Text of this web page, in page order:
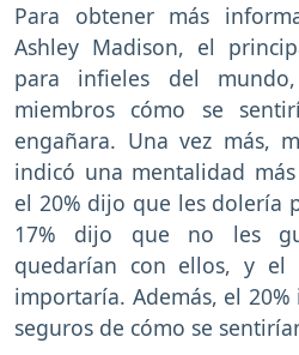
Para obtener más
Ashley Madison, el
para infieles del
miembros cómo se
engañara. Una vez más,
indicó una mentalidad
el 20% dijo que les dolería
17% dijo que no les
quedarían con ellos, y
importaría. Además, el
seguros de cómo se